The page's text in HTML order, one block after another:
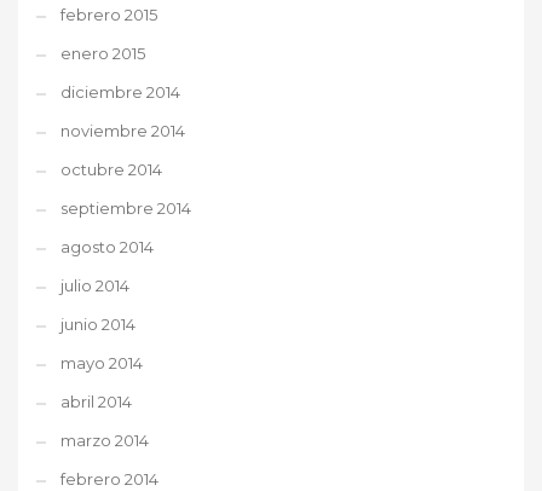
febrero 2015
enero 2015
diciembre 2014
noviembre 2014
octubre 2014
septiembre 2014
agosto 2014
julio 2014
junio 2014
mayo 2014
abril 2014
marzo 2014
febrero 2014